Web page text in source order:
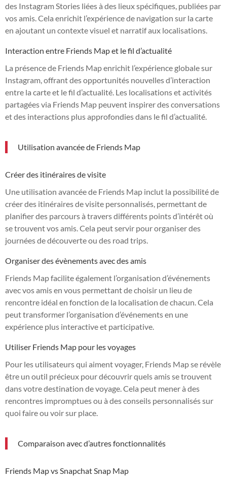
des Instagram Stories liées à des lieux spécifiques, publiées par
vos amis. Cela enrichit l’expérience de navigation sur la carte
en ajoutant un contexte visuel et narratif aux localisations.
Interaction entre Friends Map et le fil d’actualité
La présence de Friends Map enrichit l’expérience globale sur
Instagram, offrant des opportunités nouvelles d’interaction
entre la carte et le fil d’actualité. Les localisations et activités
partagées via Friends Map peuvent inspirer des conversations
et des interactions plus approfondies dans le fil d’actualité.
Utilisation avancée de Friends Map
Créer des itinéraires de visite
Une utilisation avancée de Friends Map inclut la possibilité de
créer des itinéraires de visite personnalisés, permettant de
planifier des parcours à travers différents points d’intérêt où
se trouvent vos amis. Cela peut servir pour organiser des
journées de découverte ou des road trips.
Organiser des évènements avec des amis
Friends Map facilite également l’organisation d’événements
avec vos amis en vous permettant de choisir un lieu de
rencontre idéal en fonction de la localisation de chacun. Cela
peut transformer l’organisation d’événements en une
expérience plus interactive et participative.
Utiliser Friends Map pour les voyages
Pour les utilisateurs qui aiment voyager, Friends Map se révèle
être un outil précieux pour découvrir quels amis se trouvent
dans votre destination de voyage. Cela peut mener à des
rencontres impromptues ou à des conseils personnalisés sur
quoi faire ou voir sur place.
Comparaison avec d’autres fonctionnalités
Friends Map vs Snapchat Snap Map